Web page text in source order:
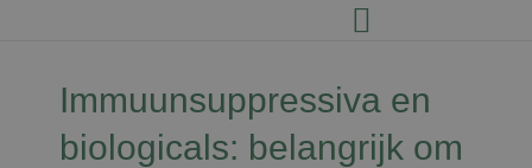
Immuunsuppressiva en
biologicals: belangrijk om